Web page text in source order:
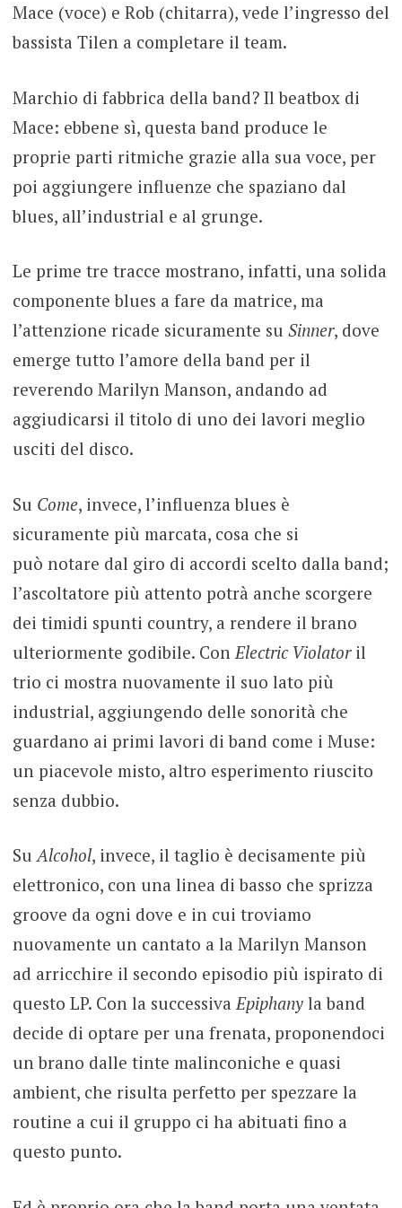
Mace (voce) e Rob (chitarra), vede l’ingresso del
bassista Tilen a completare il team.
Marchio di fabbrica della band? Il beatbox di
Mace: ebbene sì, questa band produce le
proprie parti ritmiche grazie alla sua voce, per
poi aggiungere influenze che spaziano dal
blues, all’industrial e al grunge.
Le prime tre tracce mostrano, infatti, una solida
componente blues a fare da matrice, ma
l’attenzione ricade sicuramente su Sinner, dove
emerge tutto l’amore della band per il
reverendo Marilyn Manson, andando ad
aggiudicarsi il titolo di uno dei lavori meglio
usciti del disco.
Su Come, invece, l’influenza blues è
sicuramente più marcata, cosa che si
può notare dal giro di accordi scelto dalla band;
l’ascoltatore più attento potrà anche scorgere
dei timidi spunti country, a rendere il brano
ulteriormente godibile. Con Electric Violator il
trio ci mostra nuovamente il suo lato più
industrial, aggiungendo delle sonorità che
guardano ai primi lavori di band come i Muse:
un piacevole misto, altro esperimento riuscito
senza dubbio.
SuAlcohol, invece, il taglio è decisamente più
elettronico, con una linea di basso che sprizza
groove da ogni dove e in cui troviamo
nuovamente un cantato a la Marilyn Manson
ad arricchire il secondo episodio più ispirato di
questo LP. Con la successivaEpiphanyla band
decide di optare per una frenata, proponendoci
un brano dalle tinte malinconiche e quasi
ambient, che risulta perfetto per spezzare la
routine a cui il gruppo ci ha abituati fino a
questo punto.